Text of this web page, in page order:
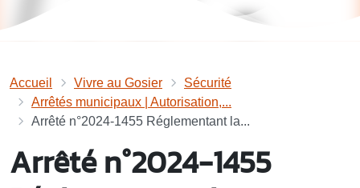
Accueil Vivre au Gosier
Sécurité
Arrêtés municipaux | Autorisation,...
Arrêté n°2024-1455 Réglementant la...
Arrêté n°2024-1455